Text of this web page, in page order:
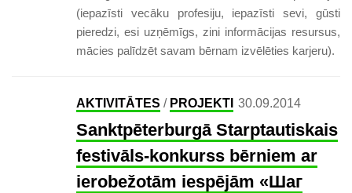
(iepazīsti vecāku profesiju, iepazīsti sevi, gūsti
pieredzi, esi uzņēmīgs, zini informācijas resursus,
mācies palīdzēt savam bērnam izvēlēties karjeru).
AKTIVITĀTES / PROJEKTI 30.09.2014
Sanktpēterburgā Starptautiskais
festivāls-konkurss bērniem ar
ierobežotām iespējām «Шаг